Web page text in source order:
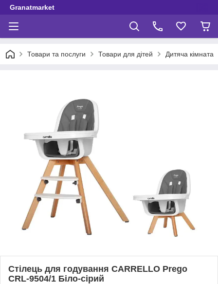
Granatmarket
Товари та послуги Товари для дітей Дитяча кімната
Стілець для годування CARRELLO Prego
CRL-9504/1 Біло-сірий